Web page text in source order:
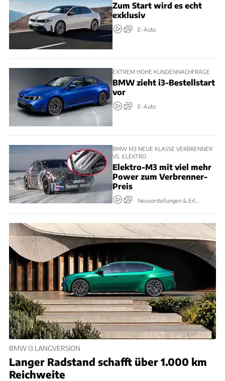
Zum Start wird es echt
exklusiv
E-Auto
EXTREM HOHE KUNDENNACHFRAGE
BMW zieht i3-Bestellstart
vor
E-Auto
BMW M3 NEUE KLASSE VERBRENNER
VS. ELEKTRO
Elektro-M3 mit viel mehr
Power zum Verbrenner-
Preis
Neuvorstellungen & Erlkönige
BMW I3 LANGVERSION
Langer Radstand schafft über 1.000 km
Reichweite